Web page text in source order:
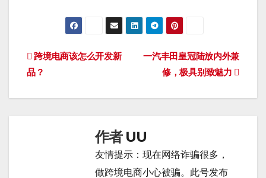
文
章
一汽丰田皇冠陆放内外兼
修，极具别致魅力
跨境电商该怎么开发新
品？
作者 UU
友情提示：现在网络诈骗很多，
做跨境电商小心被骗。此号发布